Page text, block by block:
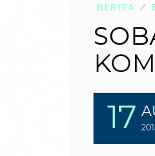
BERITA
17